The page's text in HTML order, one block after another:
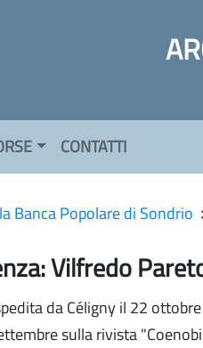
CONTATTI
Banca Popolare di Sondrio
Vilfredo
da Céligny il 22
sulla rivista